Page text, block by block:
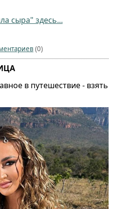
сыра" здесь...
(0)
в путешествие - взять